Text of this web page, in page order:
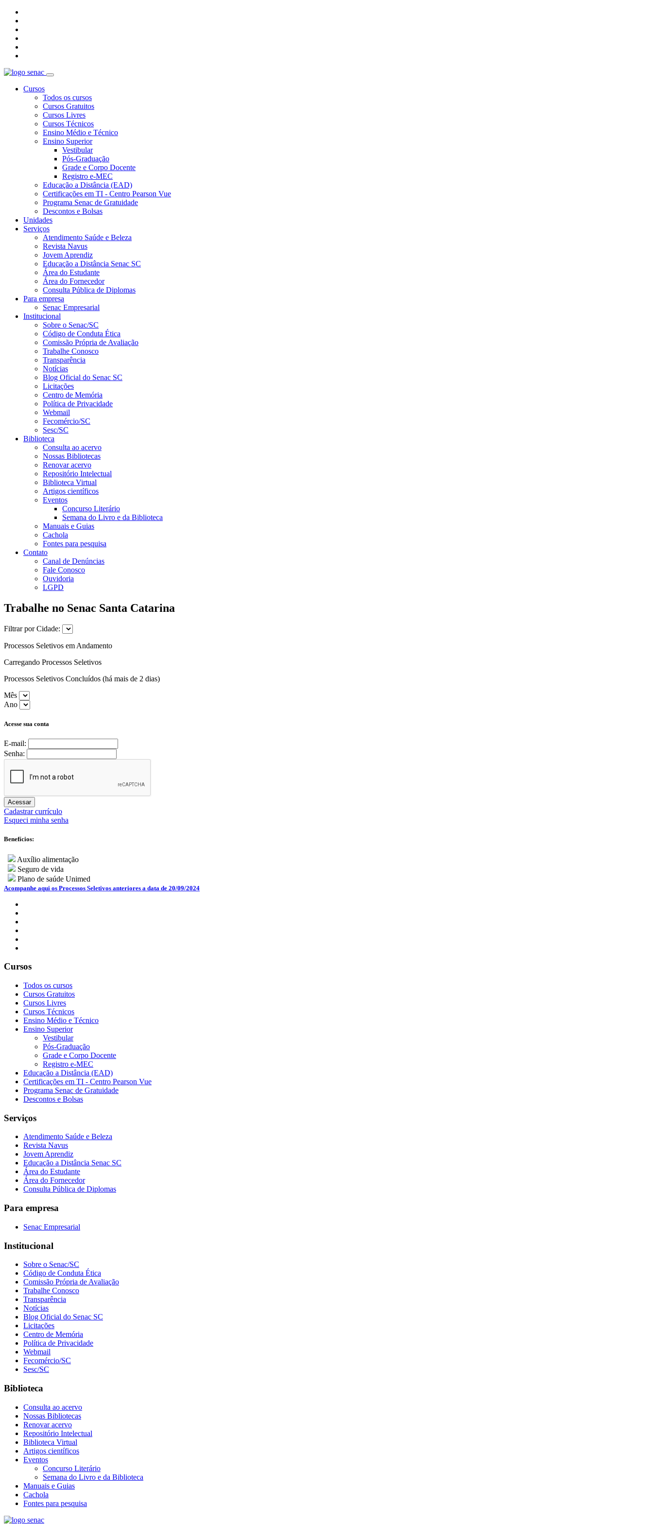
Cursos
Todos os cursos
Cursos Gratuitos
Cursos Livres
Cursos Técnicos
Ensino Médio e Técnico
Ensino Superior
Vestibular
Pós-Graduação
Grade e Corpo Docente
Registro e-MEC
Educação a Distância (EAD)
Certificações em TI - Centro Pearson Vue
Programa Senac de Gratuidade
Descontos e Bolsas
Unidades
Serviços
Atendimento Saúde e Beleza
Revista Navus
Jovem Aprendiz
Educação a Distância Senac SC
Área do Estudante
Área do Fornecedor
Consulta Pública de Diplomas
Para empresa
Senac Empresarial
Institucional
Sobre o Senac/SC
Código de Conduta Ética
Comissão Própria de Avaliação
Trabalhe Conosco
Transparência
Notícias
Blog Oficial do Senac SC
Licitações
Centro de Memória
Política de Privacidade
Webmail
Fecomércio/SC
Sesc/SC
Biblioteca
Consulta ao acervo
Nossas Bibliotecas
Renovar acervo
Repositório Intelectual
Biblioteca Virtual
Artigos científicos
Eventos
Concurso Literário
Semana do Livro e da Biblioteca
Manuais e Guias
Cachola
Fontes para pesquisa
Contato
Canal de Denúncias
Fale Conosco
Ouvidoria
LGPD
Trabalhe no Senac Santa Catarina
Filtrar por Cidade:
Processos Seletivos em Andamento
Carregando Processos Seletivos
Processos Seletivos Concluídos (há mais de 2 dias)
Mês
Ano
Acesse sua conta
E-mail:
Senha:
Acessar
Cadastrar currículo
Esqueci minha senha
Benefícios:
Auxílio alimentação
Seguro de vida
Plano de saúde Unimed
Acompanhe aqui os Processos Seletivos anteriores a data de 20/09/2024
Cursos
Todos os cursos
Cursos Gratuitos
Cursos Livres
Cursos Técnicos
Ensino Médio e Técnico
Ensino Superior
Vestibular
Pós-Graduação
Grade e Corpo Docente
Registro e-MEC
Educação a Distância (EAD)
Certificações em TI - Centro Pearson Vue
Programa Senac de Gratuidade
Descontos e Bolsas
Serviços
Atendimento Saúde e Beleza
Revista Navus
Jovem Aprendiz
Educação a Distância Senac SC
Área do Estudante
Área do Fornecedor
Consulta Pública de Diplomas
Para empresa
Senac Empresarial
Institucional
Sobre o Senac/SC
Código de Conduta Ética
Comissão Própria de Avaliação
Trabalhe Conosco
Transparência
Notícias
Blog Oficial do Senac SC
Licitações
Centro de Memória
Política de Privacidade
Webmail
Fecomércio/SC
Sesc/SC
Biblioteca
Consulta ao acervo
Nossas Bibliotecas
Renovar acervo
Repositório Intelectual
Biblioteca Virtual
Artigos científicos
Eventos
Concurso Literário
Semana do Livro e da Biblioteca
Manuais e Guias
Cachola
Fontes para pesquisa